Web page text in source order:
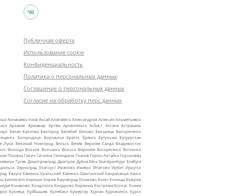
Публичная оферта
Использование cookie
Конфиденциальность
Политика о персональных данных
Соглашение о персональных данных
Согласие на обработку перс.данных
АзнакаевоАзовАксайАлапаевскАлександровАлексинАльметьевск
Арзамас Армавир Артём Архангельск Асбест Астана Астрахань
Белая Калитва Белгород Белебей Белово Белорецк Белореченск
Богородицк Боровичи Братск Брянск Бугульма Бугуруслан
Луки Великий Новгород Вельск Венёв Верхняя Салда Владивосток
Вологда Волхов Волчанск Вольск Воронеж Воскресенск Воткинск
Поляны Галич Гатчина Геленджик Глазов Горно‑АлтайскГороховец
Гусев Димитровград Дмитров Дубна Ейск Екатеринбург Елабуга
Зерноград Златоуст Иваново Ижевск Ипатово Ирбит Иркутск
Калуга Каменск‑Уральский Каменск‑Шахтинский Кандалакша Канск
Кингисепп Кириши Киров Кировград Климово Клин Клинцы Ковров
Конаково Кондопога Кондрово Коряжма Кострома Котлас Кохма
Кузнецк Куйбышев Кулебаки Кумертау Курган Курганинск Курск